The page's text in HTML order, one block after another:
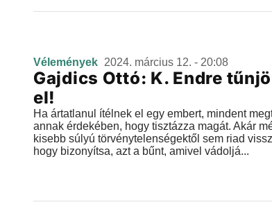
Vélemények 2024. március 12. - 20:08
Gajdics Ottó: K. Endre
el!
Ha ártatlanul ítélnek el egy embert, mindent
annak érdekében, hogy tisztázza magát. Akár
kisebb súlyú törvénytelenségektől sem riad
hogy bizonyítsa, azt a bűnt, amivel vádoljá...